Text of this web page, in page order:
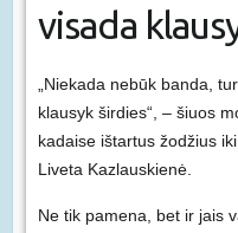
visada
„Niekada nebūk banda,
klausyk širdies“, – šiuos
kadaise ištartus žodžius
Liveta Kazlauskienė.
Ne tik pamena, bet ir jais